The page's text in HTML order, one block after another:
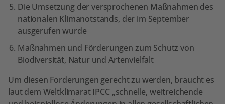
Die Umsetzung der versprochenen Maßnahmen des
nationalen Klimanotstands, der im September
ausgerufen wurde
Maßnahmen und Förderungen zum Schutz von
Biodiversität, Natur und Artenvielfalt
Um diesen Forderungen gerecht zu werden, braucht es
laut dem Weltklimarat IPCC „schnelle, weitreichende